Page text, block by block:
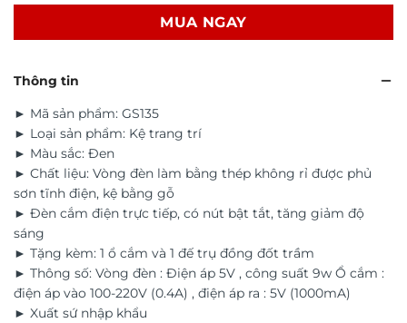
MUA NGAY
Thông tin
► Mã sản phẩm: GS135
► Loại sản phẩm: Kệ trang trí
► Màu sắc: Đen
► Chất liệu: Vòng đèn làm bằng thép không rỉ được phủ
sơn tĩnh điện, kệ bằng gỗ
► Đèn cắm điện trực tiếp, có nút bật tắt, tăng giảm độ
sáng
► Tặng kèm: 1 ổ cắm và 1 đế trụ đồng đốt trầm
► Thông số: Vòng đèn : Điện áp 5V , công suất 9w Ổ cắm :
điện áp vào 100-220V (0.4A) , điện áp ra : 5V (1000mA)
► Xuất sứ nhập khẩu